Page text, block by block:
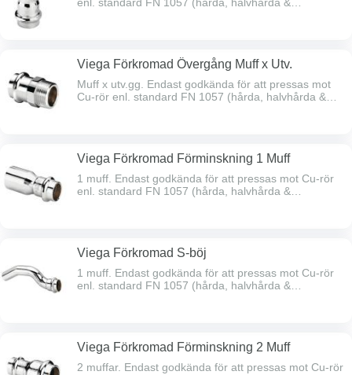
Viega Förkromad Övergång Muff x Utv.
Muff x utv.gg. Endast godkända för att pressas mot
Cu-rör enl. standard FN 1057 (hårda, halvhårda &
Viega Förkromad Förminskning 1 Muff
1 muff. Endast godkända för att pressas mot Cu-rör
enl. standard FN 1057 (hårda, halvhårda &
Viega Förkromad S-böj
1 muff. Endast godkända för att pressas mot Cu-rör
enl. standard FN 1057 (hårda, halvhårda &
Viega Förkromad Förminskning 2 Muff
2 muffar. Endast godkända för att pressas mot Cu-rör